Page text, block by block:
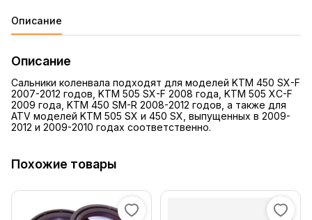
Описание
Описание
Сальники коленвала подходят для моделей KTM 450 SX-F
2007-2012 годов, KTM 505 SX-F 2008 года, KTM 505 XC-F
2009 года, KTM 450 SM-R 2008-2012 годов, а также для
ATV моделей KTM 505 SX и 450 SX, выпущенных в 2009-
2012 и 2009-2010 годах соответственно.
Похожие товары